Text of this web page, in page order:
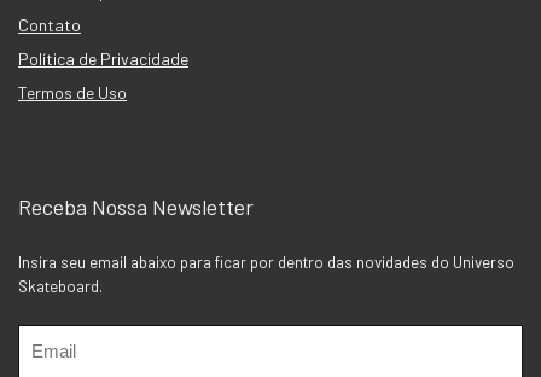
Contato
Política de Privacidade
Termos de Uso
Receba Nossa Newsletter
Insira seu email abaixo para ficar por dentro das novidades do Universo
Skateboard.